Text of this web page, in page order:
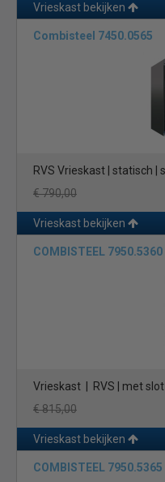
Vrieskast bekijken
Combisteel 7450.0565
RVS Vrieskast | statisch |
€ 790,00
Vrieskast bekijken
COMBISTEEL 7950.5360
Vrieskast | RVS | met slot
€ 815,00
Vrieskast bekijken
COMBISTEEL 7950.5365